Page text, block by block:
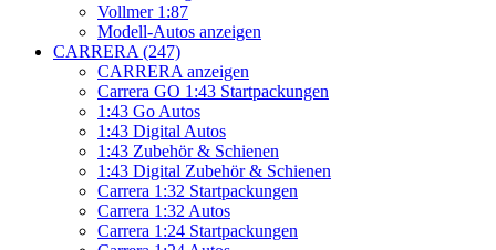
Vollmer 1:87
Modell-Autos anzeigen
CARRERA (247)
CARRERA anzeigen
Carrera GO 1:43 Startpackungen
1:43 Go Autos
1:43 Digital Autos
1:43 Zubehör & Schienen
1:43 Digital Zubehör & Schienen
Carrera 1:32 Startpackungen
Carrera 1:32 Autos
Carrera 1:24 Startpackungen